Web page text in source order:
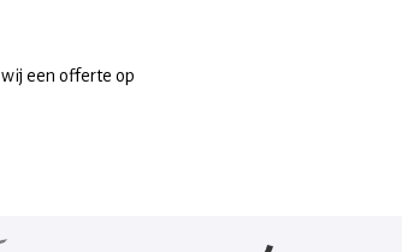
een offerte op